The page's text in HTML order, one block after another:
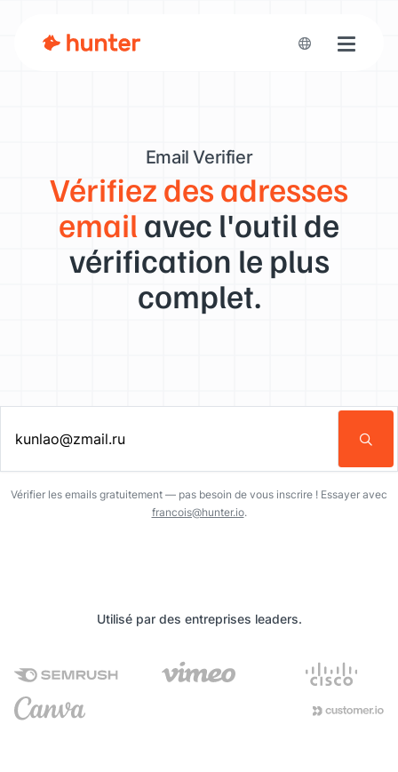
Toggle
Email Verifier
Vérifiez des adresses
email avec l'outil de
vérification le plus
complet.
Entrez une adresse email…
Vérifier les emails gratuitement — pas besoin de vous inscrire ! Essayer avec
francois@hunter.io.
Utilisé par des entreprises leaders.